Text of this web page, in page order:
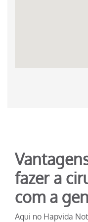
fazer a
com a
Aqui no Hapvida